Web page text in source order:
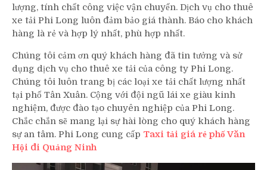
lượng, tính chất công việc vận chuyển. Dịch vụ cho thuê
xe tải Phi Long luôn đảm bảo giá thành. Báo cho khách
hàng là rẻ và hợp lý nhất, phù hợp nhất.
Chúng tôi cảm ơn quý khách hàng đã tin tưởng và sử
dụng dịch vụ cho thuê xe tải của công ty Phi Long.
Chúng tôi luôn trang bị các loại xe tải chất lượng nhất
tại phố Tân Xuân. Cộng với đội ngũ lái xe giàu kinh
nghiệm, được đào tạo chuyên nghiệp của Phi Long.
Chắc chắn sẽ mang lại sự hài lòng cho quý khách hàng
sự an tâm. Phi Long cung cấp Taxi tải giá rẻ phố Văn
Hội đi Quảng Ninh